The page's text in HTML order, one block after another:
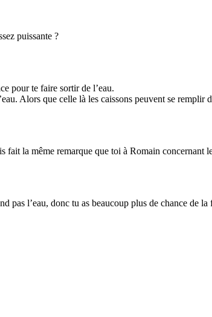
puissante ?
pour te faire sortir de l’eau.
Alors que celle là les caissons peuvent se remplir
fait la même remarque que toi à Romain concernant
pas l’eau, donc tu as beaucoup plus de chance de la